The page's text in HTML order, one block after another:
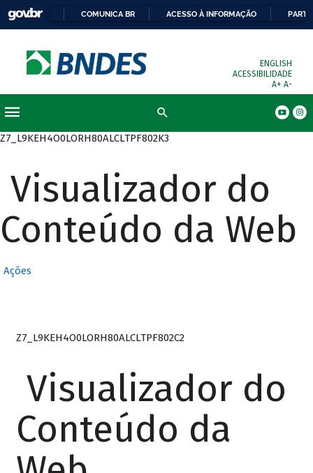
COMUNICA BR ACESSO À INFORMAÇÃO
ENGLISH
ACESSIBILIDADE
A+ A-
Z7_L9KEH4O0LORH80ALCLTPF802K3
Visualizador do
Conteúdo da Web
Ações
Z7_L9KEH4O0LORH80ALCLTPF802C2
Visualizador do
Conteúdo da